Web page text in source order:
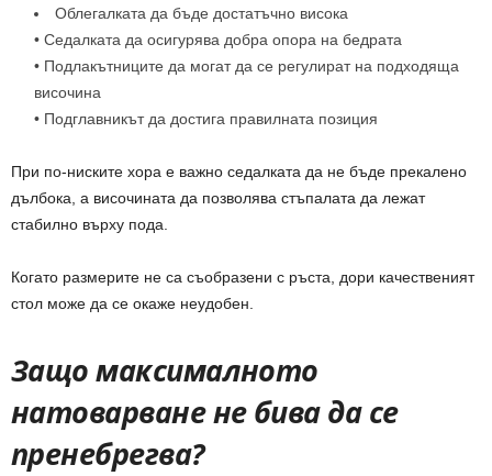
Облегалката да бъде достатъчно висока
• Седалката да осигурява добра опора на бедрата
• Подлакътниците да могат да се регулират на подходяща
височина
• Подглавникът да достига правилната позиция
При по-ниските хора е важно седалката да не бъде прекалено
дълбока, а височината да позволява стъпалата да лежат
стабилно върху пода.
Когато размерите не са съобразени с ръста, дори качественият
стол може да се окаже неудобен.
Защо максималното
натоварване не бива да се
пренебрегва?